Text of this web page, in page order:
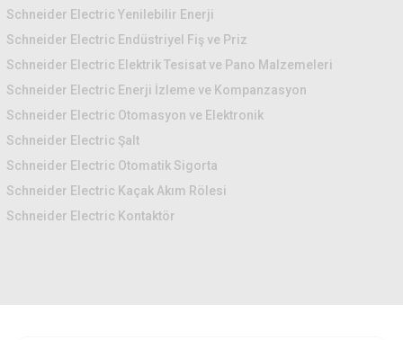
Schneider Electric Yenilebilir Enerji
Schneider Electric Endüstriyel Fiş ve Priz
Schneider Electric Elektrik Tesisat ve Pano Malzemeleri
Schneider Electric Enerji İzleme ve Kompanzasyon
Schneider Electric Otomasyon ve Elektronik
Schneider Electric Şalt
Schneider Electric Otomatik Sigorta
Schneider Electric Kaçak Akım Rölesi
Schneider Electric Kontaktör